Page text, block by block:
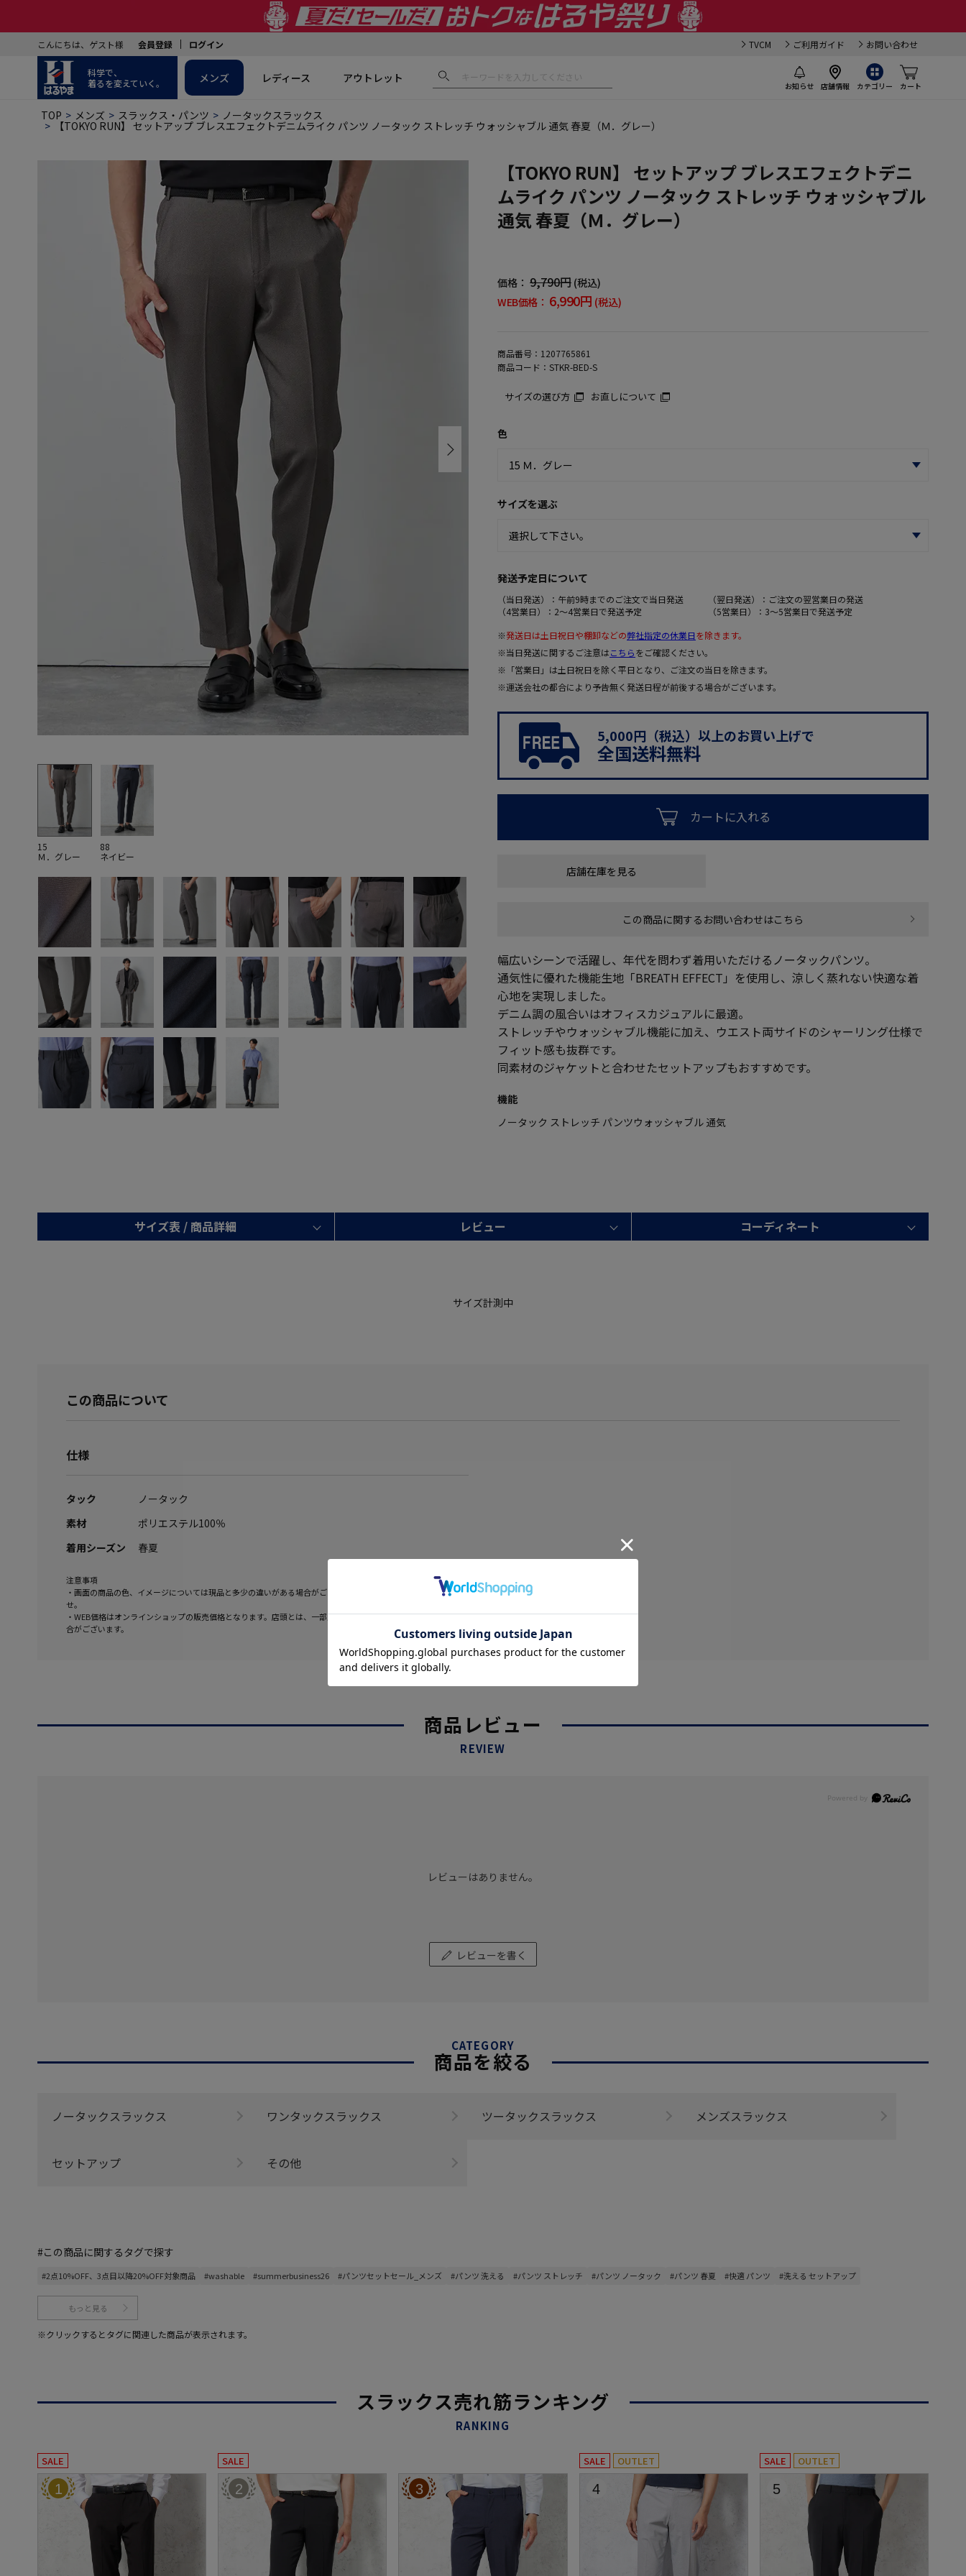
こんにちは、ゲスト様 会員登録 ログイン TVCM ご利用ガイド お問い合わせ
科学で、
着るを変えていく。
お知らせ 店舗情報 カテゴリー カート
メンズ レディース アウトレット
TOP メンズ スラックス・パンツ ノータックスラックス
【TOKYO RUN】 セットアップ ブレスエフェクトデニムライク パンツ ノータック ストレッチ ウォッシャブル 通気 春夏（Ｍ．グレー）
15
Ｍ．グレー
88
ネイビー
【TOKYO RUN】 セットアップ ブレスエフェクトデニ
ムライク パンツ ノータック ストレッチ ウォッシャブル
通気 春夏（Ｍ．グレー）
価格： 9,790円 (税込)
WEB価格： 6,990円 (税込)
商品番号： 1207765861
商品コード： STKR-BED-S
サイズの選び方 お直しについて
色
サイズを選ぶ
発送予定日について
（当日発送）：午前9時までのご注文で当日発送
（翌日発送）：ご注文の翌営業日の発送
（4営業日）：2～4営業日で発送予定
（5営業日）：3～5営業日で発送予定
※発送日は土日祝日や棚卸などの弊社指定の休業日を除きます。
※当日発送に関するご注意はこちらをご確認ください。
※「営業日」は土日祝日を除く平日となり、ご注文の当日を除きます。
※運送会社の都合により予告無く発送日程が前後する場合がございます。
5,000円（税込）以上のお買い上げで
全国送料無料
カートに入れる
店舗在庫を見る
この商品に関するお問い合わせはこちら
幅広いシーンで活躍し、年代を問わず着用いただけるノータックパンツ。
通気性に優れた機能生地「BREATH EFFECT」を使用し、涼しく蒸れない快適な着
心地を実現しました。
デニム調の風合いはオフィスカジュアルに最適。
ストレッチやウォッシャブル機能に加え、ウエスト両サイドのシャーリング仕様で
フィット感も抜群です。
同素材のジャケットと合わせたセットアップもおすすめです。
機能
ノータック ストレッチ パンツウォッシャブル 通気
サイズ表 / 商品詳細 レビュー コーディネート
サイズ計測中
この商品について
仕様
タック
ノータック
素材
ポリエステル100％
着用シーズン
春夏
注意事項
・画面の商品の色、イメージについては現品と多少の違いがある場合がございますが、予めご了承くださいま
せ。
・WEB価格はオンラインショップの販売価格となります。店頭とは、一部販売価格およびセール内容が異なる場
合がございます。
商品レビュー
REVIEW
レビューはありません。
レビューを書く
CATEGORY
商品を絞る
ノータックスラックス ワンタックスラックス ツータックスラックス メンズスラックス
セットアップ その他
#この商品に関するタグで探す
#2点10%OFF、3点目以降20%OFF対象商品 #washable #summerbusiness26 #パンツセットセール_メンズ #パンツ 洗える #パンツ ストレッチ #パンツ ノータック #パンツ 春夏 #快適 パンツ #洗える セットアップ
もっと見る
※クリックするとタグに関連した商品が表示されます。
スラックス売れ筋ランキング
RANKING
SALE
1
SALE
2 3
SALE OUTLET
4
SALE OUTLET
5